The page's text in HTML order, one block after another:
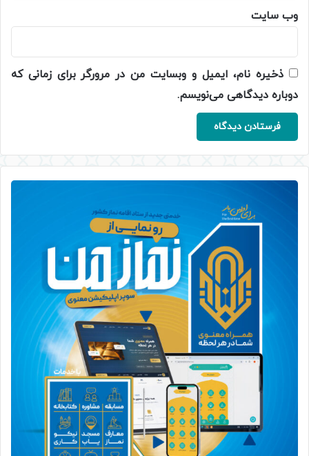
وب‌ سایت
ذخیره نام، ایمیل و وبسایت من در مرورگر برای زمانی که
دوباره دیدگاهی می‌نویسم.